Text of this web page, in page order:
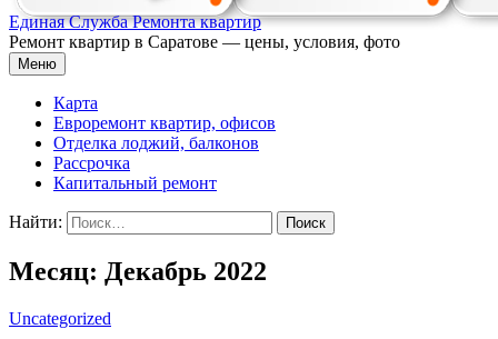
Единая Служба Ремонта квартир
Ремонт квартир в Саратове — цены, условия, фото
Меню
Карта
Евроремонт квартир, офисов
Отделка лоджий, балконов
Рассрочка
Капитальный ремонт
Найти:
Месяц: Декабрь 2022
Uncategorized